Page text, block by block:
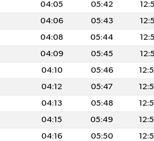
04:05 05:42
04:06 05:43
04:08 05:44
04:09 05:45
04:10 05:46
04:12 05:47
04:13 05:48
04:15 05:49
04:16 05:50